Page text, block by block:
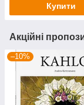
Купити
Акційні
–10%